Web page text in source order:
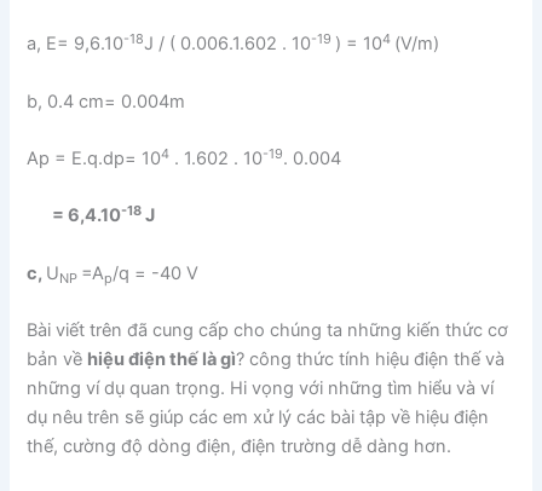
a, E= 9,6.10-18J / ( 0.006.1.602 . 10-19 ) = 104 (V/m)
b, 0.4 cm= 0.004m
Ap = E.q.dp= 104 . 1.602 . 10-19. 0.004
=6,4.10-18 J
c, UNP =Ap/q = -40 V
Bài viết trên đã cung cấp cho chúng ta những kiến thức cơ
bản về hiệu điện thế là gì? công thức tính hiệu điện thế và
những ví dụ quan trọng. Hi vọng với những tìm hiểu và ví
dụ nêu trên sẽ giúp các em xử lý các bài tập về hiệu điện
thế, cường độ dòng điện, điện trường dễ dàng hơn.